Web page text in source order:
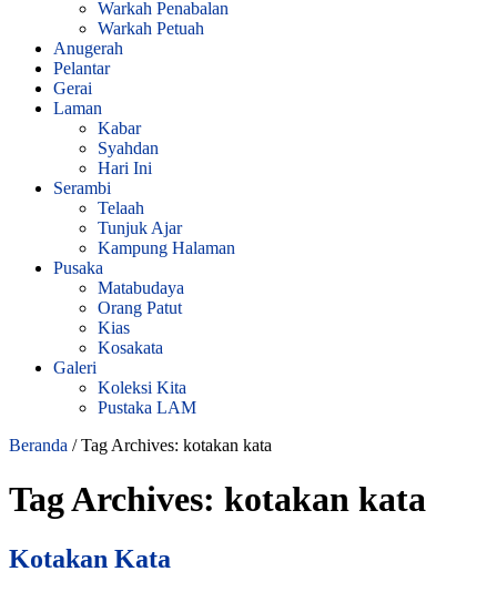
Warkah Penabalan
Warkah Petuah
Anugerah
Pelantar
Gerai
Laman
Kabar
Syahdan
Hari Ini
Serambi
Telaah
Tunjuk Ajar
Kampung Halaman
Pusaka
Matabudaya
Orang Patut
Kias
Kosakata
Galeri
Koleksi Kita
Pustaka LAM
Beranda / Tag Archives: kotakan kata
Tag Archives: kotakan kata
Kotakan Kata